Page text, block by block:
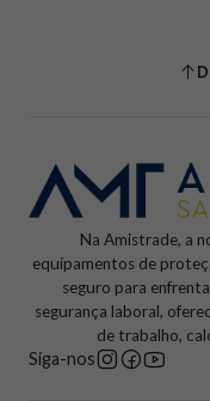
Na Amistrade, a
equipamentos de
seguro para
segurança laboral,
de trabalho,
Siga-nos